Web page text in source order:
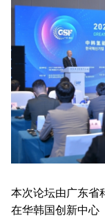
本次论坛由广东省
在华韩国创新中心